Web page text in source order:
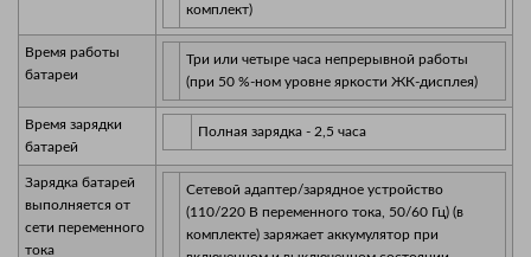
комплект)
Время работы
батареи
Три или четыре часа непрерывной работы
(при 50 %-ном уровне яркости ЖК-дисплея)
Время зарядки
батарей
Полная зарядка - 2,5 часа
Зарядка батарей
выполняется от
сети переменного
тока
Сетевой адаптер/зарядное устройство
(110/220 В переменного тока, 50/60 Гц) (в
комплекте) заряжает аккумулятор при